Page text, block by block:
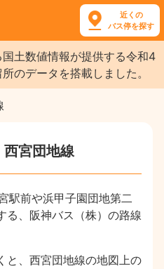
近くの
バス停を探す
土数値情報が提供する令和4
のデータを搭載しました。
宮団地線
駅前や浜甲子園団地第二
る、阪神バス（株）の路線
と、西宮団地線の地図上の